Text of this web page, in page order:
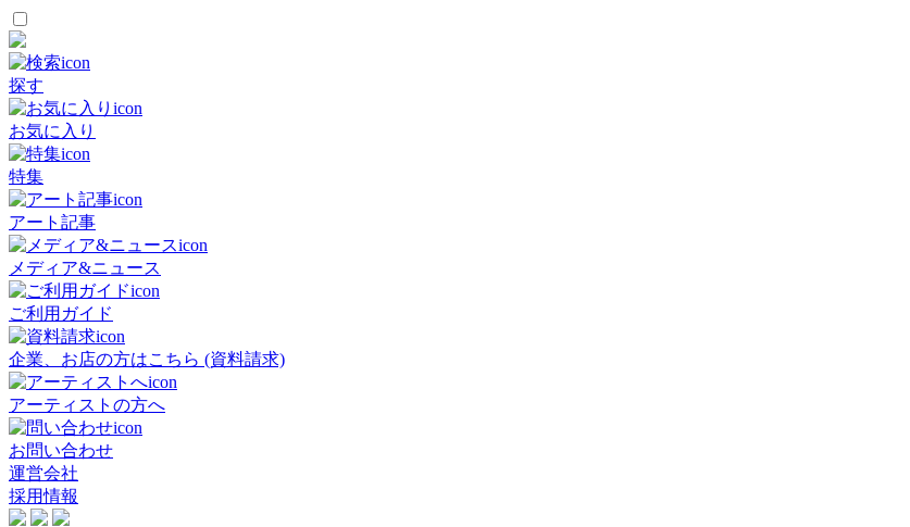
探す
お気に入り
特集
アート記事
メディア&ニュース
ご利用ガイド
企業、お店の方はこちら (資料請求)
アーティストの方へ
お問い合わせ
運営会社
採用情報